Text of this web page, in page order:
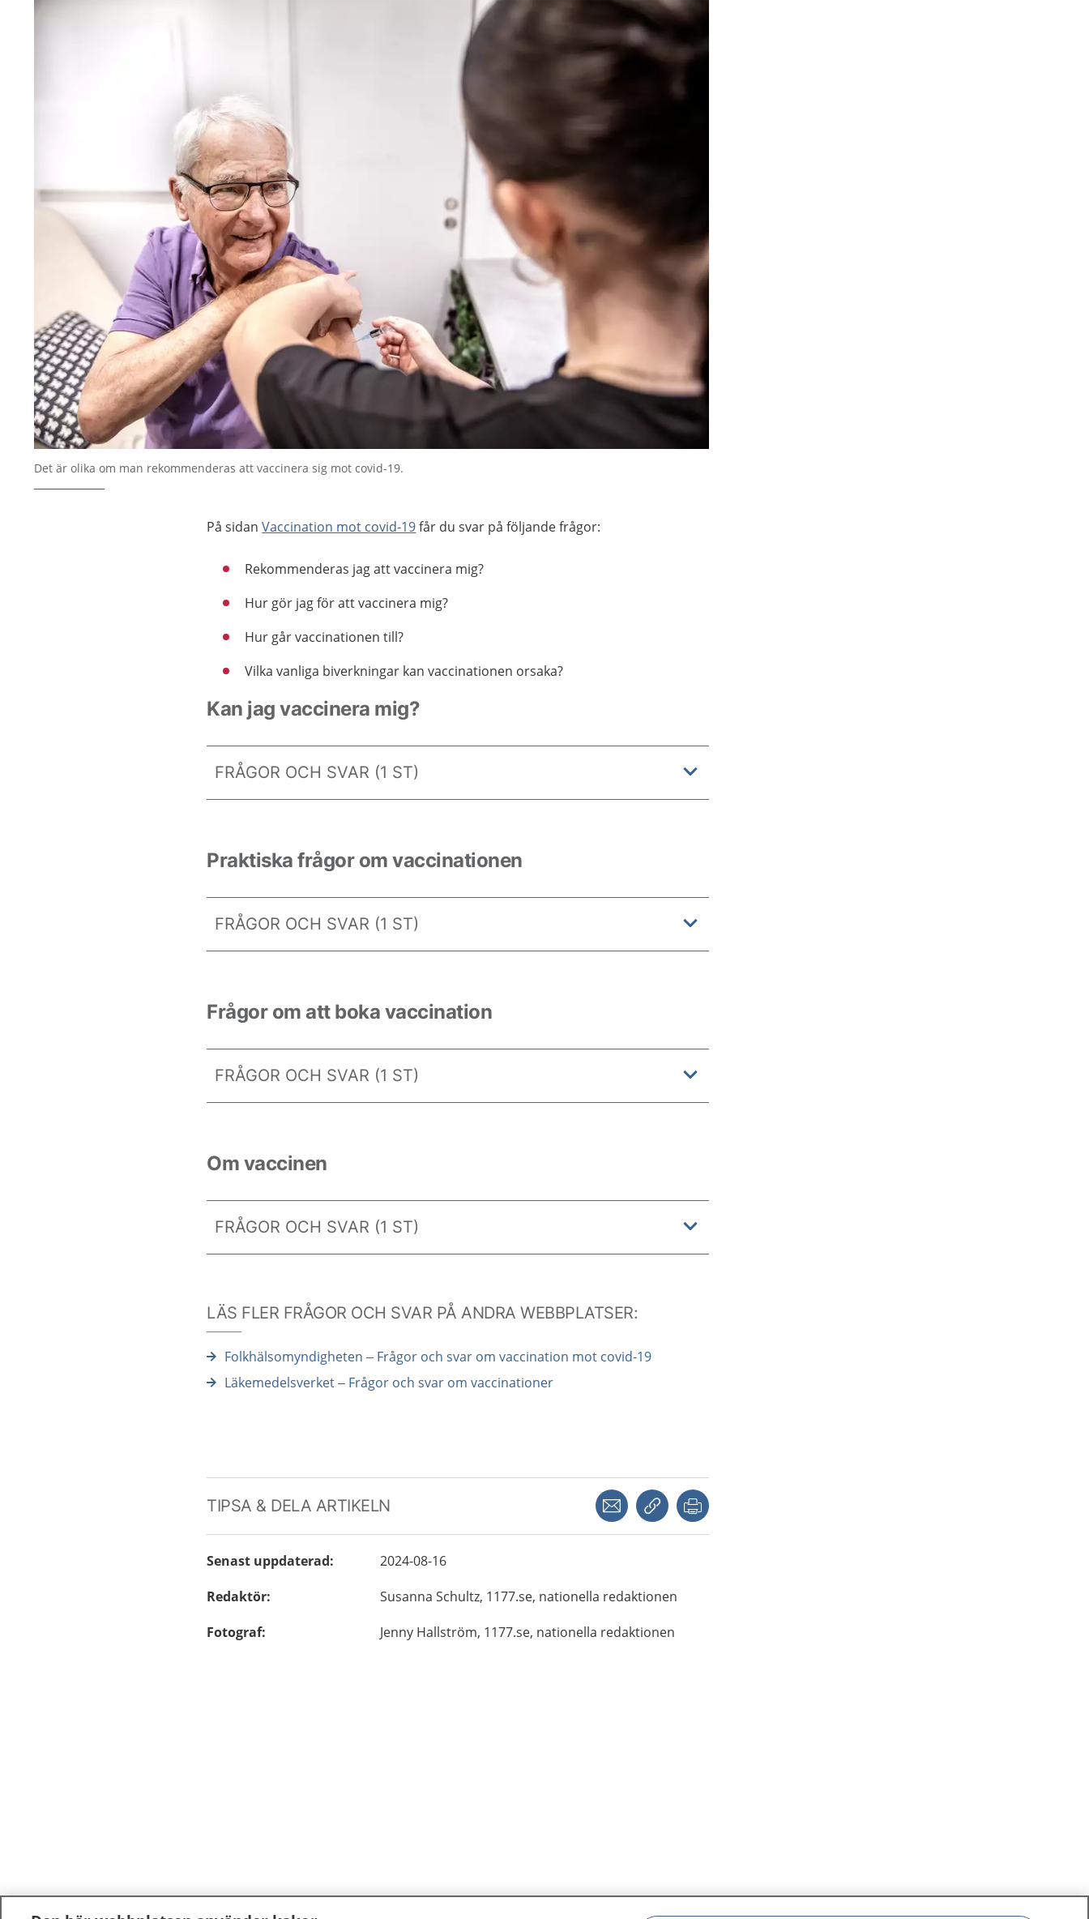
Det är olika om man rekommenderas att vaccinera sig mot covid-19.
På sidanVaccination mot covid-19får du svar på följande frågor:
Rekommenderas jag att vaccinera mig?
Hur gör jag för att vaccinera mig?
Hur går vaccinationen till?
Vilka vanliga biverkningar kan vaccinationen orsaka?
Kan jag vaccinera mig?
FRÅGOR OCH SVAR (1 ST)
Praktiska frågor om vaccinationen
FRÅGOR OCH SVAR (1 ST)
Frågor om att boka vaccination
FRÅGOR OCH SVAR (1 ST)
Om vaccinen
FRÅGOR OCH SVAR (1 ST)
LÄS FLER FRÅGOR OCH SVAR PÅ ANDRA WEBBPLATSER:
Folkhälsomyndigheten – Frågor och svar om vaccination mot covid-19
Läkemedelsverket – Frågor och svar om vaccinationer
TIPSA & DELA ARTIKELN Dela via mejlKopiera länk
Senast uppdaterad:
2024-08-16
Redaktör: Susanna Schultz, 1177.se, nationella redaktionen
Fotograf: Jenny Hallström, 1177.se, nationella redaktionen